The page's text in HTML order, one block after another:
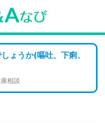
ょうか(嘔吐、下痢、
相談